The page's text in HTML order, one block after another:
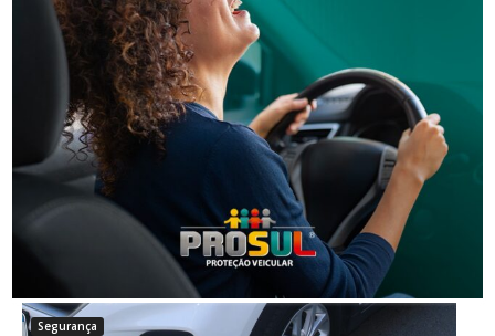
Segurança
Operação da Polícia Civil resulta na prisão de três
pessoas em Orleans
Segurança